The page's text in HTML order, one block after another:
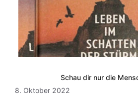
Schau dir nur die
8. Oktober 2022